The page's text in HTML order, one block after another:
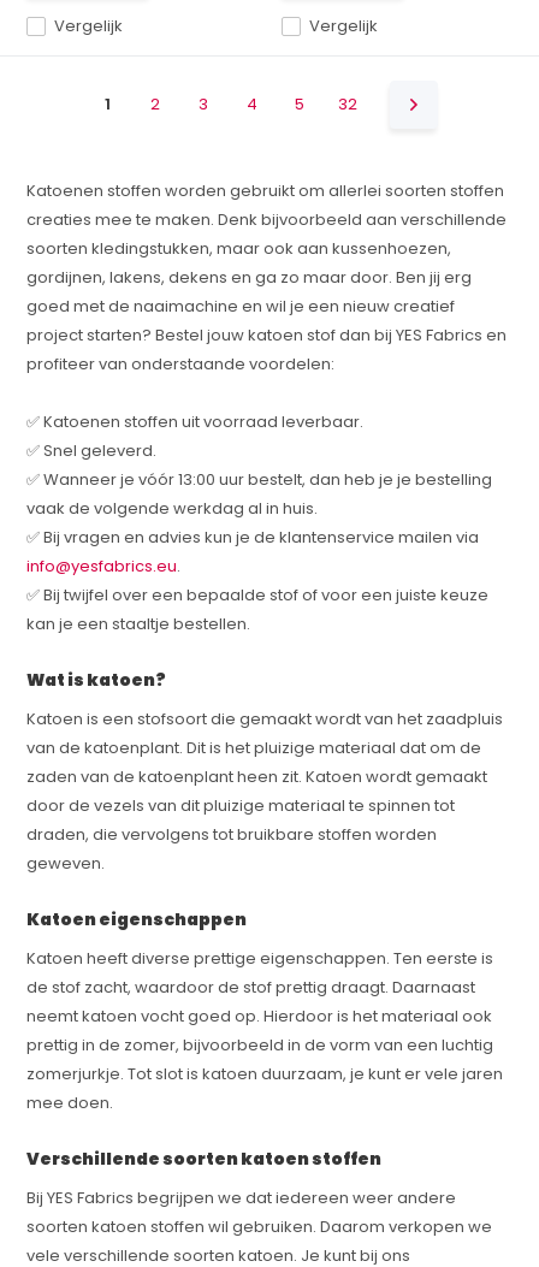
Vergelijk Vergelijk
1 2 3 4 5 32
Katoenen stoffen worden gebruikt om allerlei soorten stoffen
creaties mee te maken. Denk bijvoorbeeld aan verschillende
soorten kledingstukken, maar ook aan kussenhoezen,
gordijnen, lakens, dekens en ga zo maar door. Ben jij erg
goed met de naaimachine en wil je een nieuw creatief
project starten? Bestel jouw katoen stof dan bij YES Fabrics en
profiteer van onderstaande voordelen:
✅ Katoenen stoffen uit voorraad leverbaar.
✅ Snel geleverd.
✅ Wanneer je vóór 13:00 uur bestelt, dan heb je je bestelling
vaak de volgende werkdag al in huis.
✅ Bij vragen en advies kun je de klantenservice mailen via
info@yesfabrics.eu.
✅ Bij twijfel over een bepaalde stof of voor een juiste keuze
kan je een staaltje bestellen.
Wat is katoen?
Katoen is een stofsoort die gemaakt wordt van het zaadpluis
van de katoenplant. Dit is het pluizige materiaal dat om de
zaden van de katoenplant heen zit. Katoen wordt gemaakt
door de vezels van dit pluizige materiaal te spinnen tot
draden, die vervolgens tot bruikbare stoffen worden
geweven.
Katoen eigenschappen
Katoen heeft diverse prettige eigenschappen. Ten eerste is
de stof zacht, waardoor de stof prettig draagt. Daarnaast
neemt katoen vocht goed op. Hierdoor is het materiaal ook
prettig in de zomer, bijvoorbeeld in de vorm van een luchtig
zomerjurkje. Tot slot is katoen duurzaam, je kunt er vele jaren
mee doen.
Verschillende soorten katoen stoffen
Bij YES Fabrics begrijpen we dat iedereen weer andere
soorten katoen stoffen wil gebruiken. Daarom verkopen we
vele verschillende soorten katoen. Je kunt bij ons